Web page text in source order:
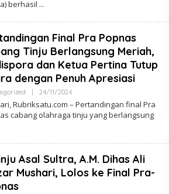
D
K
I
berhasil
Final Pra Popnas
Tinju Berlangsung Meriah,
dan Ketua Pertina Tutup
dengan Penuh Apresiasi
24/11/2024O
H
D
K
S
I
Rubriksatu.com – Pertandingan final Pra
cabang olahraga tinju yang berlangsung
Asal Sultra, A.M. Dihas Ali
Mushari, Lolos ke Final Pra-